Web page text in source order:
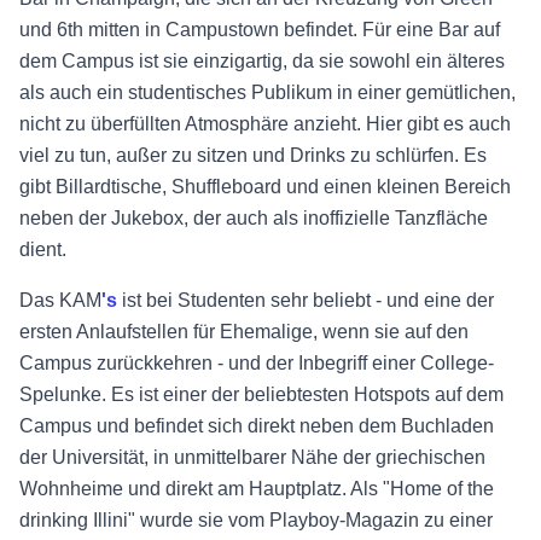
und 6th mitten in Campustown befindet. Für eine Bar auf
dem Campus ist sie einzigartig, da sie sowohl ein älteres
als auch ein studentisches Publikum in einer gemütlichen,
nicht zu überfüllten Atmosphäre anzieht. Hier gibt es auch
viel zu tun, außer zu sitzen und Drinks zu schlürfen. Es
gibt Billardtische, Shuffleboard und einen kleinen Bereich
neben der Jukebox, der auch als inoffizielle Tanzfläche
dient.
Das KAM's ist bei Studenten sehr beliebt - und eine der
ersten Anlaufstellen für Ehemalige, wenn sie auf den
Campus zurückkehren - und der Inbegriff einer College-
Spelunke. Es ist einer der beliebtesten Hotspots auf dem
Campus und befindet sich direkt neben dem Buchladen
der Universität, in unmittelbarer Nähe der griechischen
Wohnheime und direkt am Hauptplatz. Als "Home of the
drinking Illini" wurde sie vom Playboy-Magazin zu einer